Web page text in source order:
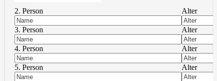
2. Person Alter
3. Person Alter
4. Person Alter
5. Person Alter